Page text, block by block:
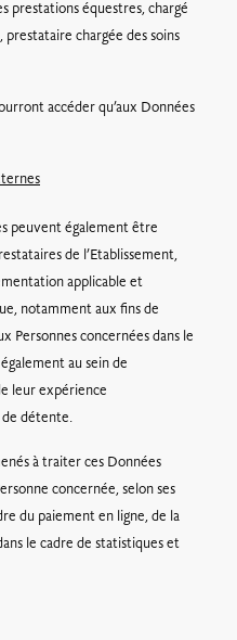
prestations équestres, chargé
chargée des soins
accéder qu’aux Données
peuvent également être
de l’Etablissement,
applicable et
notamment aux fins de
Personnes concernées dans le
au sein de
leur expérience
détente.
à traiter ces Données
concernée, selon ses
du paiement en ligne, de la
le cadre de statistiques et